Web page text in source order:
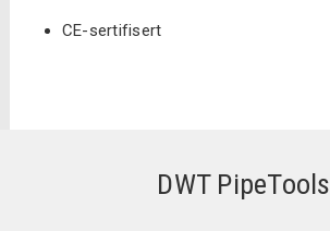
CE-sertifisert
DWT PipeTools